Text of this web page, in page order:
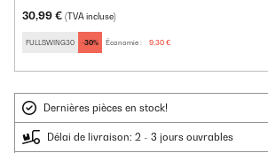
30,99 € (TVA incluse)
FULLSWING30 -30% Économie : 9,30 €
Dernières pièces en stock!
Délai de livraison: 2 - 3 jours ouvrables